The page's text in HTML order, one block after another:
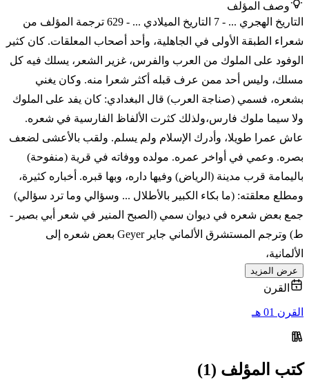
وصف المؤلف
التاريخ الهجري ... - 7 التاريخ الميلادي ... - 629 ترجمة المؤلف من
شعراء الطبقة الأولى في الجاهلية، وأحد أصحاب المعلقات. كان كثير
الوفود على الملوك من العرب والفرس، غزير الشعر، يسلك فيه كل
مسلك، وليس أحد ممن عرف قبله أكثر شعرا منه. وكان يغني
بشعره، فسمي (صناجة العرب) قال البغدادي: كان يفد على الملوك
ولا سيما ملوك فارس،ولذلك كثرت الألفاظ الفارسية في شعره.
عاش عمرا طويلا، وأدرك الإسلام ولم يسلم. ولقب بالأعشى لضعف
بصره. وعمي في أواخر عمره. مولده ووفاته في قرية (منفوحة)
باليمامة قرب مدينة (الرياض) وفيها داره، وبها قبره. أخباره كثيرة،
ومطلع معلقته: (ما بكاء الكبير بالأطلال ... وسؤالي وما ترد سؤالي)
جمع بعض شعره في ديوان سمي (الصبح المنير في شعر أبي بصير -
ط) وترجم المستشرق الألماني جاير Geyer بعض شعره إلى
الألمانية،
عرض المزيد
القرن
القرن 01 هـ
كتب المؤلف (1)